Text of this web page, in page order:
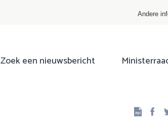
Andere
Zoek een nieuwsbericht